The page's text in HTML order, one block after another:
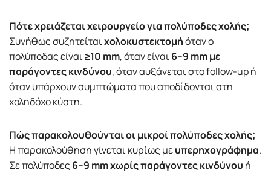
Πότε χρειάζεται χειρουργείο για πολύποδες χολής;
Συνήθως συζητείταιχολοκυστεκτομήόταν ο
πολύποδας είναι≥10 mm, όταν είναι6–9 mm με
παράγοντες κινδύνου, όταν αυξάνεται στο follow-up ή
όταν υπάρχουν συμπτώματα που αποδίδονται στη
χοληδόχο κύστη.
Πώς παρακολουθούνται οι μικροί πολύποδες χολής;
Η παρακολούθηση γίνεται κυρίως μευπερηχογράφημα.
Σε πολύποδες6–9 mm χωρίς παράγοντες κινδύνου ή